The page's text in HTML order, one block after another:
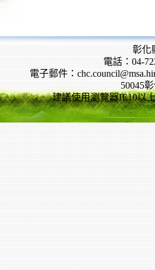
彰化
電話：04-
電子郵件：
50045
建議使用瀏覽器IE10以